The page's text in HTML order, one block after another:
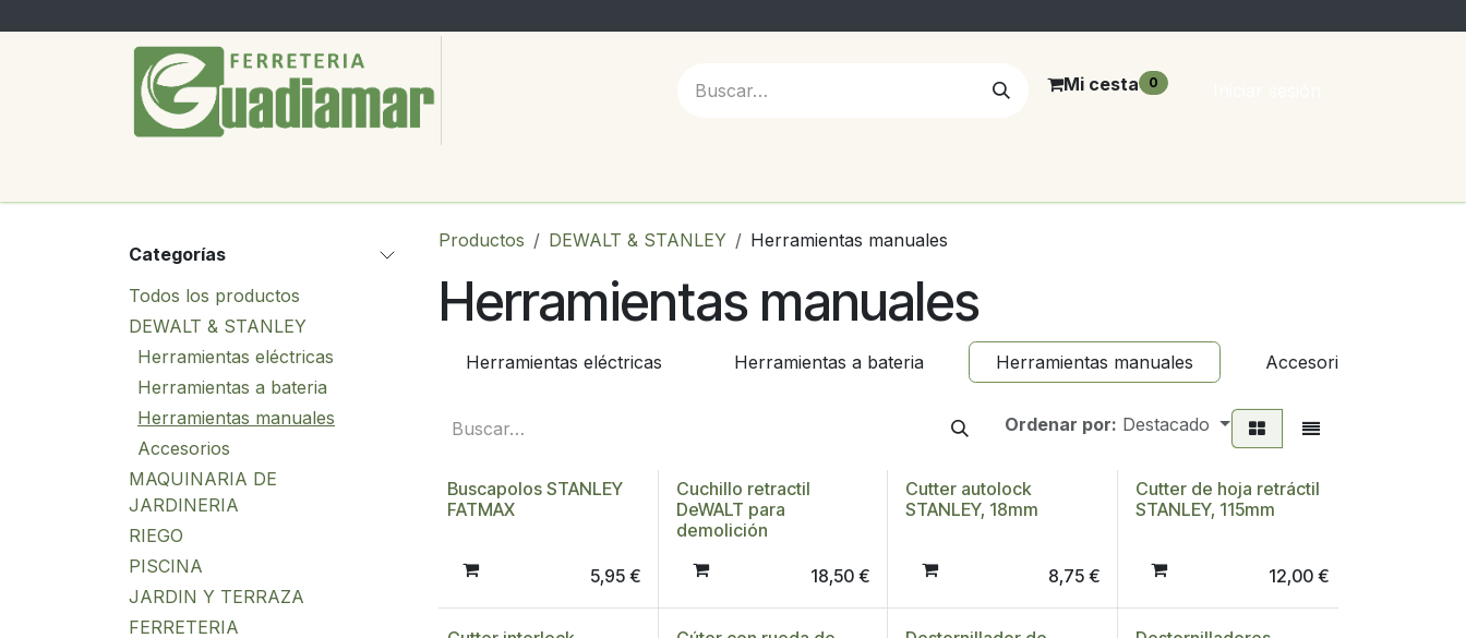
Mi cesta 0
Categorías
Todos los productos
DEWALT & STANLEY
Herramientas eléctricas
Herramientas a bateria
Herramientas manuales
Accesorios
MAQUINARIA DE
JARDINERIA
RIEGO
PISCINA
JARDIN Y TERRAZA
FERRETERIA
Productos DEWALT & STANLEY Herramientas manuales
Herramientas manuales
Herramientas eléctricas Herramientas a bateria Herramientas manuales Accesorios
Ordenar por: Destacado
Buscapolos STANLEY
FATMAX
5,95 €
Cuchillo retractil
DeWALT para
demolición
18,50 €
Cutter autolock
STANLEY, 18mm
8,75€
Cutter de hoja retráctil
STANLEY, 115mm
12,00€